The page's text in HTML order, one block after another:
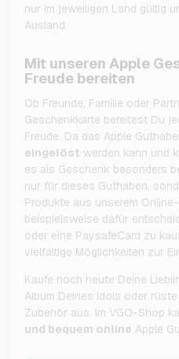
nur im jeweiligen Land gültig
Ausland.
Mit unseren Apple
Freude bereiten
Ob Freunde, Familie oder
Geschenkkarte bereitest Du
Freude. Da das Apple
eingelöst werden kann und
es als Geschenk besonders
nur für dieses Guthaben,
Produkte aus unserem
beispielsweise dafür
oder eine PaysafeCard zu
vielfältige Möglichkeiten zur
Kaufe noch heute Deine
Album Deines Idols oder
Zubehör aus. Im VGO-Shop
und bequem online Apple